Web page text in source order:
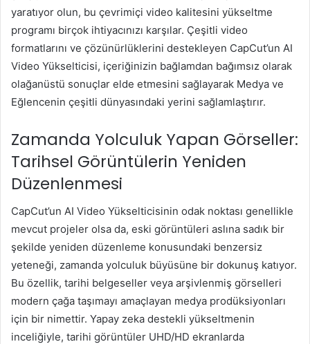
yaratıyor olun, bu çevrimiçi video kalitesini yükseltme
programı birçok ihtiyacınızı karşılar. Çeşitli video
formatlarını ve çözünürlüklerini destekleyen CapCut’un AI
Video Yükselticisi, içeriğinizin bağlamdan bağımsız olarak
olağanüstü sonuçlar elde etmesini sağlayarak Medya ve
Eğlencenin çeşitli dünyasındaki yerini sağlamlaştırır.
Zamanda Yolculuk Yapan Görseller:
Tarihsel Görüntülerin Yeniden
Düzenlenmesi
CapCut’un AI Video Yükselticisinin odak noktası genellikle
mevcut projeler olsa da, eski görüntüleri aslına sadık bir
şekilde yeniden düzenleme konusundaki benzersiz
yeteneği, zamanda yolculuk büyüsüne bir dokunuş katıyor.
Bu özellik, tarihi belgeseller veya arşivlenmiş görselleri
modern çağa taşımayı amaçlayan medya prodüksiyonları
için bir nimettir. Yapay zeka destekli yükseltmenin
inceliğiyle, tarihi görüntüler UHD/HD ekranlarda